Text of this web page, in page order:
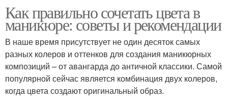
Как правильно сочетать цвета в
маникюре: советы и рекомендации
В наше время присутствует не один десяток самых
разных колеров и оттенков для создания маникюрных
композиций – от авангарда до античной классики. Самой
популярной сейчас является комбинация двух колеров,
когда цвета создают оригинальный образ.